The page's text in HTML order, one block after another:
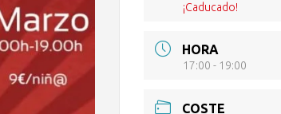
¡Caducado!
HORA
17:00 - 19:00
COSTE